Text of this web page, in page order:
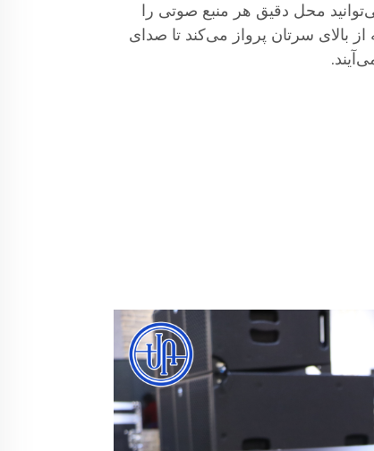
محل دقیق هر منبع صوتی را
بالای سرتان پرواز می‌کند تا صدای